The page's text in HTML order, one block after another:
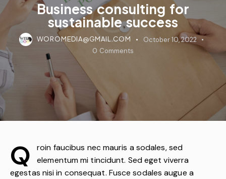
Business consulting for
sustainable success
WOROMEDIA@GMAIL.COM
October 10, 2022
0 Comments
Q
roin faucibus nec mauris a sodales, sed
elementum mi tincidunt. Sed eget viverra
egestas nisi in consequat. Fusce sodales augue a